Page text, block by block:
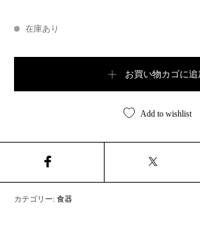
在庫あり
お買い物カゴに追
Add to wishlist
カテゴリー:食器